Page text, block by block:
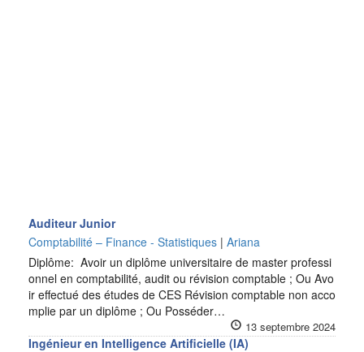
Auditeur Junior
Comptabilité – Finance - Statistiques | Ariana
Diplôme: Avoir un diplôme universitaire de master professi
onnel en comptabilité, audit ou révision comptable ; Ou Avo
ir effectué des études de CES Révision comptable non acco
mplie par un diplôme ; Ou Posséder…
13 septembre 2024
Ingénieur en Intelligence Artificielle (IA)